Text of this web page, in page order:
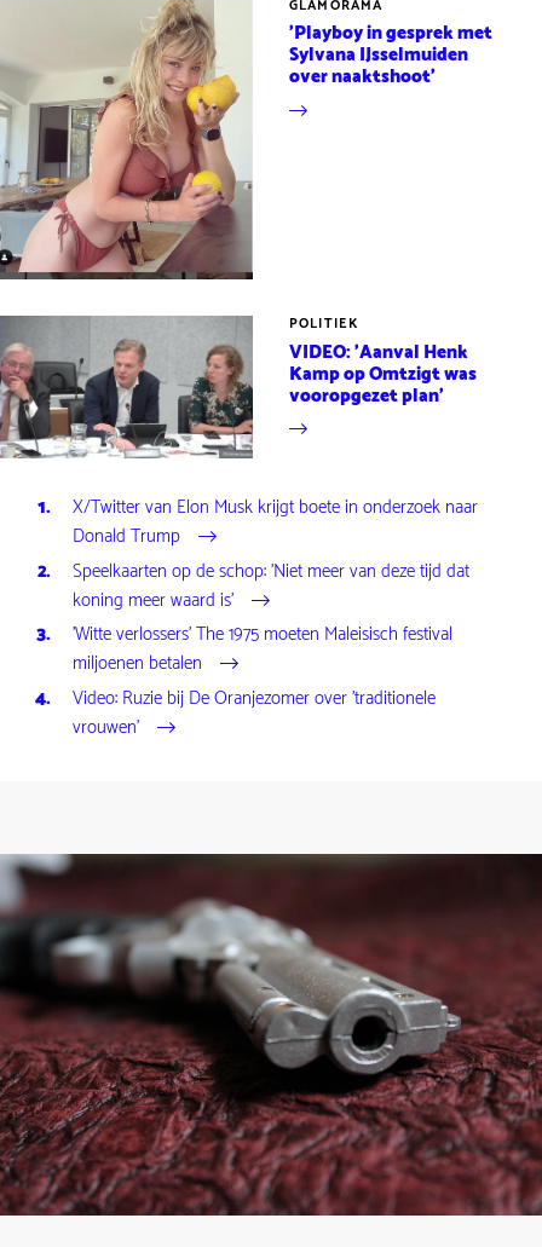
GLAMORAMA
'Playboy in gesprek met
Sylvana IJsselmuiden
over naaktshoot'
POLITIEK
VIDEO: 'Aanval Henk
Kamp op Omtzigt was
vooropgezet plan'
X/Twitter van Elon Musk krijgt boete in onderzoek naar
Donald Trump
Speelkaarten op de schop: 'Niet meer van deze tijd dat
koning meer waard is'
'Witte verlossers' The 1975 moeten Maleisisch festival
miljoenen betalen
Video: Ruzie bij De Oranjezomer over 'traditionele
vrouwen'